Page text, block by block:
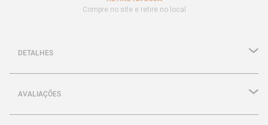
Compre no site e retire no local
DETALHES
AVALIAÇÕES